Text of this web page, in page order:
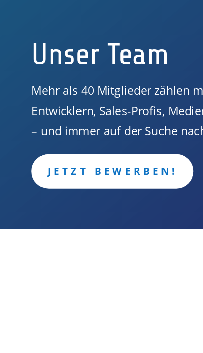
Unser Team
Mehr als 40 Mitglieder zählen
Entwicklern, Sales-Profis,
– und immer auf der Suche
JETZT BEWERBEN!